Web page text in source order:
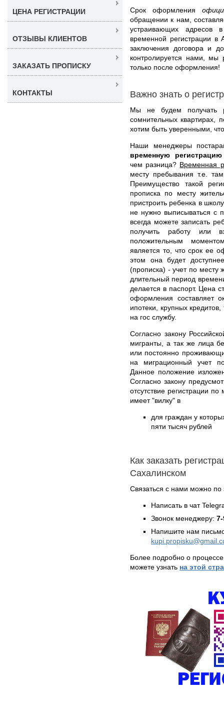
Срок оформления
обращении к нам,
устраивающих адресов
временной регистрации в
заключения договора и
контролируется нами,
только после оформления!
Важно знать о
Мы не будем получать
сомнительных квартирах,
хотим быть уверенными,
Наши менеджеры
временную
чем разница? Временная
месту пребывания т.е.
Преимущество такой
прописка по месту
пристроить ребенка в
не нужно выписываться с
всегда можете записать
получить работу или
положительным
является то, что срок ее
этом она будет
(прописка) - учет по месту
длительный период
делается в паспорт. Цена
оформления составляет
ипотеки, крупных
на гос службу.
Согласно закону
мигранты, а так же лица
или постоянно
на миграционный учет
Данное положение
Согласно закону
отсутствие регистрации
имеет "вилку" в
для граждан у
пяти тысяч рублей
Как заказать
Сахалинском
Связаться с нами можно по
Написать в чат
Звонок менеджеру:
Напишите нам
Более подробно о
можете узнать на этой
ЦЕНА РЕГИСТРАЦИИ
ОТЗЫВЫ КЛИЕНТОВ
ЗАКАЗАТЬ ПРОПИСКУ
КОНТАКТЫ